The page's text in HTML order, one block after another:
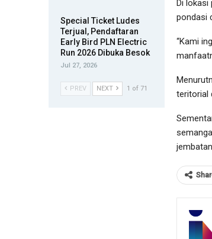
Di lokasi
pondasi
“Kami
teritorial
Special Ticket Ludes
Terjual, Pendaftaran
Early Bird PLN Electric
Run 2026 Dibuka Besok
Jul 27, 2026
PREV NEXT 1 of 71